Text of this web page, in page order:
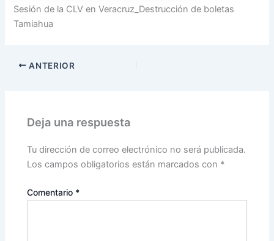
Sesión de la CLV en Veracruz_Destrucción de boletas
Tamiahua
ANTERIOR
Deja una respuesta
Tu dirección de correo electrónico no será publicada.
Los campos obligatorios están marcados con *
Comentario *